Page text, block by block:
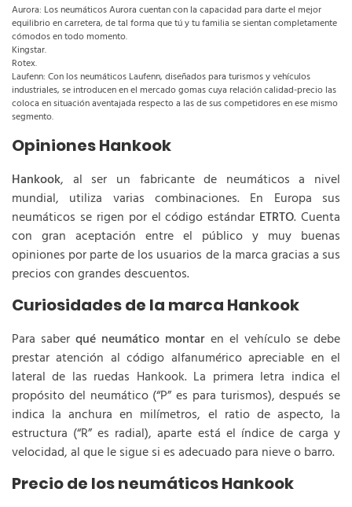
Aurora: Los neumáticos Aurora cuentan con la capacidad para darte el mejor
equilibrio en carretera, de tal forma que tú y tu familia se sientan completamente
cómodos en todo momento.
Kingstar.
Rotex.
Laufenn: Con los neumáticos Laufenn, diseñados para turismos y vehículos
industriales, se introducen en el mercado gomas cuya relación calidad-precio las
coloca en situación aventajada respecto a las de sus competidores en ese mismo
segmento.
Opiniones Hankook
Hankook, al ser un fabricante de neumáticos a nivel
mundial, utiliza varias combinaciones. En Europa sus
neumáticos se rigen por el código estándar ETRTO. Cuenta
con gran aceptación entre el público y muy buenas
opiniones por parte de los usuarios de la marca gracias a sus
precios con grandes descuentos.
Curiosidades de la marca Hankook
Para saberqué neumático montaren el vehículo se debe
prestar atención al código alfanumérico apreciable en el
lateral de las ruedas Hankook. La primera letra indica el
propósito del neumático (“P” es para turismos), después se
indica la anchura en milímetros, el ratio de aspecto, la
estructura (“R” es radial), aparte está el índice de carga y
velocidad, al que le sigue si es adecuado para nieve o barro.
Precio de los neumáticos Hankook